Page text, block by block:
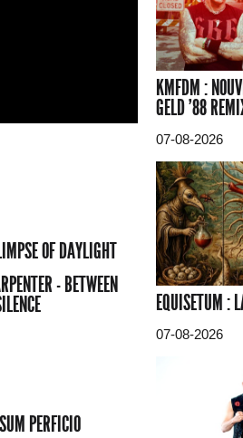
OF DAYLIGHT
- BETWEEN
PERFICIO
KMFDM :
GELD '88
07-08-2026
EQUISETUM :
07-08-2026